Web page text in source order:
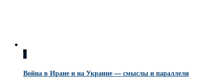
0
Война в Иране и на Украине — смыслы и параллели